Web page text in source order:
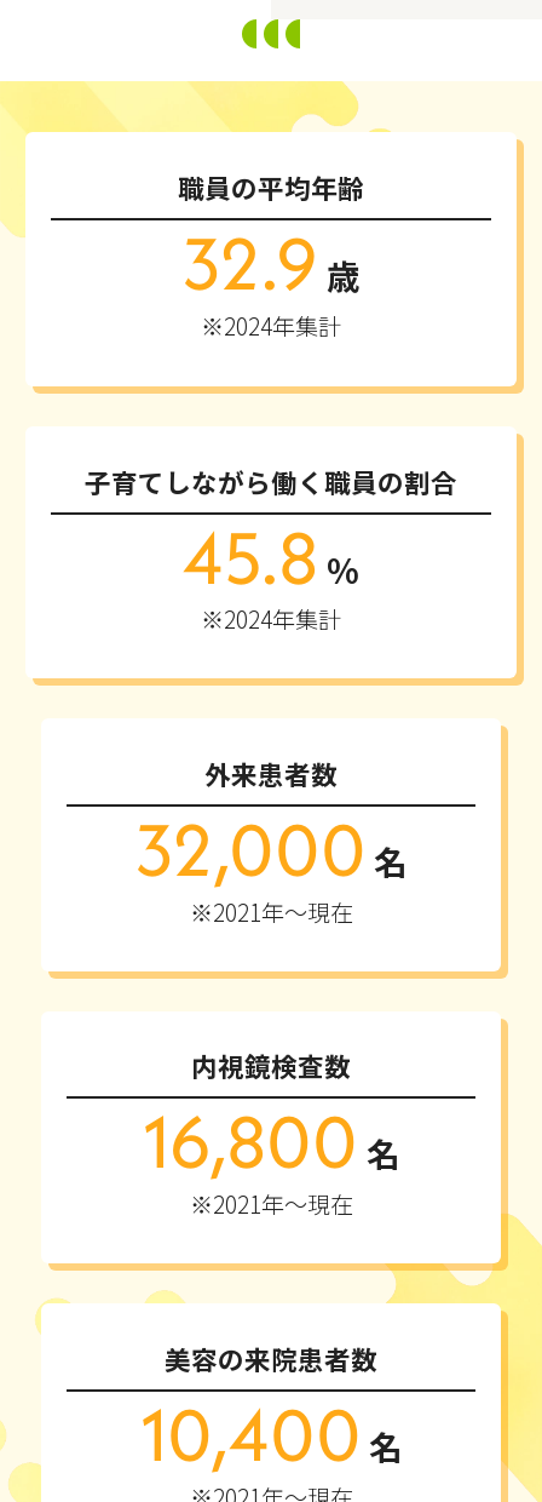
職員の平均年齢
32.9 歳
※2024年集計
子育てしながら働く職員の割合
45.8 %
※2024年集計
外来患者数
32,000 名
※2021年～現在
内視鏡検査数
16,800 名
※2021年～現在
美容の来院患者数
10,400 名